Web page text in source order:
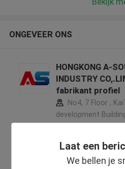
Laat een
We bellen je
ONGEVEER ONS
HONGKONG A-
INDUSTRY
fabrikant profiel
No4, 7 Floor ,
development
5.0
Geverifieerde